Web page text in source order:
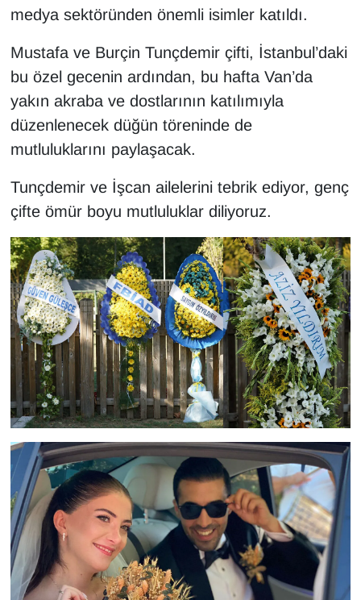
medya sektöründen önemli isimler katıldı.
Mustafa ve Burçin Tunçdemir çifti, İstanbul’daki
bu özel gecenin ardından, bu hafta Van’da
yakın akraba ve dostlarının katılımıyla
düzenlenecek düğün töreninde de
mutluluklarını paylaşacak.
Tunçdemir ve İşcan ailelerini tebrik ediyor, genç
çifte ömür boyu mutluluklar diliyoruz.
SİYASET
SPOR
TEBRİK
TEKNOLOJİ
Turizm
VAN'DA SPOR
Vasıta
YAŞAM
YEREL